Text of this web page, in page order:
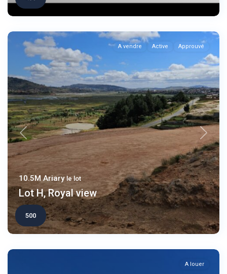
A vendre Active Approuvé
Previous Next
10.5M Ariary le lot
Lot H, Royal view
500
A louer